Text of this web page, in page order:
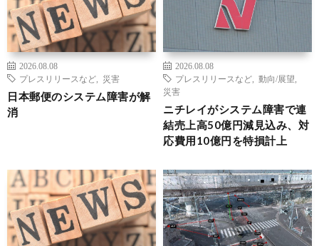
2026.08.08
プレスリリースなど
災害
日本郵便のシステム障害が解
消
2026.08.08
プレスリリースなど
動向/展望
災害
ニチレイがシステム障害で連
結売上高50億円減見込み、対
応費用10億円を特損計上